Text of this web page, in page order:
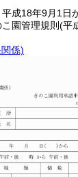
平成18年9月1日
園管理規則 (平
係)